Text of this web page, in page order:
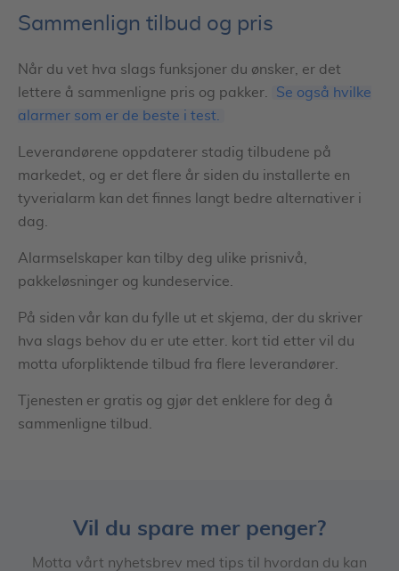
Sammenlign tilbud og pris
Når du vet hva slags funksjoner du ønsker, er det
lettere å sammenligne pris og pakker.
Se også hvilke
alarmer som er de beste i test.
Leverandørene oppdaterer stadig tilbudene på
markedet, og er det flere år siden du installerte en
tyverialarm kan det finnes langt bedre alternativer i
dag.
Alarmselskaper kan tilby deg ulike prisnivå,
pakkeløsninger og kundeservice.
På siden vår kan du fylle ut et skjema, der du skriver
hva slags behov du er ute etter. kort tid etter vil du
motta uforpliktende tilbud fra flere leverandører.
Tjenesten er gratis og gjør det enklere for deg å
sammenligne tilbud.
Vil du spare mer penger?
Motta vårt nyhetsbrev med tips til hvordan du kan